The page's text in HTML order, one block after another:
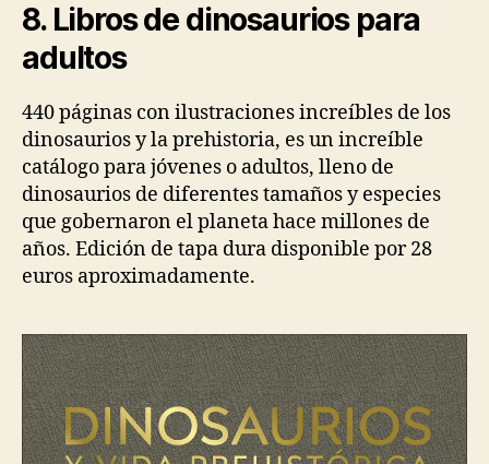
8. Libros de dinosaurios para
adultos
440 páginas con ilustraciones increíbles de los
dinosaurios y la prehistoria, es un increíble
catálogo para jóvenes o adultos, lleno de
dinosaurios de diferentes tamaños y especies
que gobernaron el planeta hace millones de
años. Edición de tapa dura disponible por 28
euros aproximadamente.